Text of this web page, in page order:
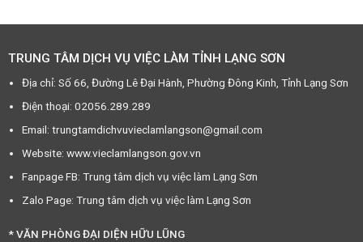
TRUNG TÂM DỊCH VỤ VIỆC LÀM TỈNH LẠNG SƠN
Địa chỉ: Số 66, Đường Lê Đại Hành, Phường Đông Kinh, Tỉnh Lạng Sơn
Điện thoại: 02056.289.289
Email: trungtamdichvuvieclamlangson@gmail.com
Website: www.vieclamlangson.gov.vn
Fanpage FB: Trung tâm dịch vụ việc làm Lạng Sơn
Zalo Page: Trung tâm dịch vụ việc làm Lạng Sơn
* VĂN PHÒNG ĐẠI DIỆN HỮU LŨNG